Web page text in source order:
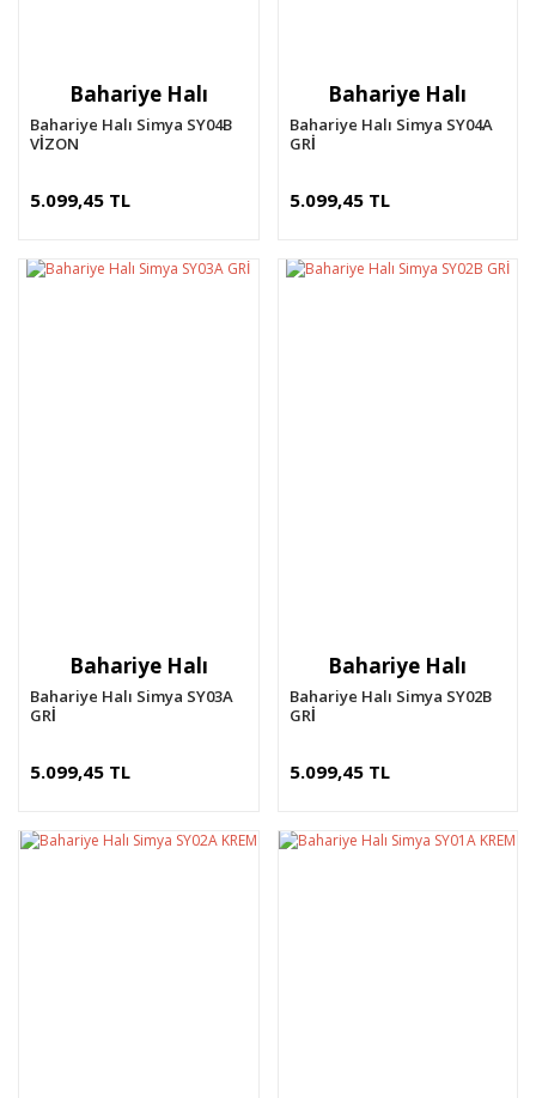
Bahariye Halı
Bahariye Halı Simya SY04B
VİZON
5.099,45 TL
Bahariye Halı
Bahariye Halı Simya SY04A
GRİ
5.099,45 TL
Bahariye Halı
Bahariye Halı Simya SY03A
GRİ
5.099,45 TL
Bahariye Halı
Bahariye Halı Simya SY02B
GRİ
5.099,45 TL